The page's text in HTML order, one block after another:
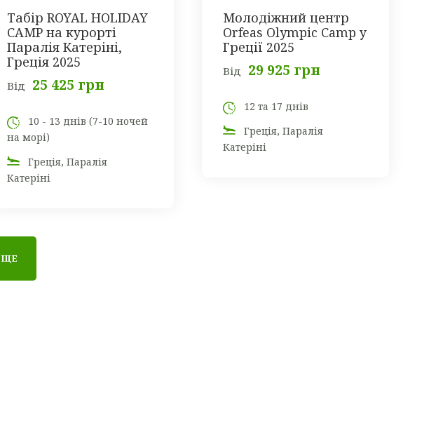
Табір ROYAL HOLIDAY
CAMP на курорті
Паралія Катеріні,
Греція 2025
Від 25 425 грн
10 - 13 днів (7-10 ночей
на морі)
Греція, Паралія
Катеріні
Молодіжний центр
Orfeas Olympic Camp у
Греції 2025
Від 29 925 грн
12 та 17 днів
Греція, Паралія
Катеріні
ЩЕ